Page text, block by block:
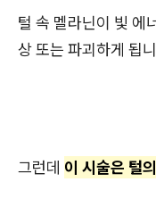
털 속 멜라닌이 빛 에
상 또는 파괴하게 됩
그런데 이 시술은 털